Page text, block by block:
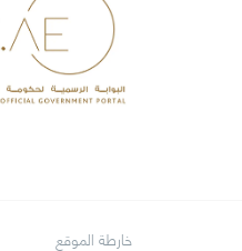
خارطة الموقع